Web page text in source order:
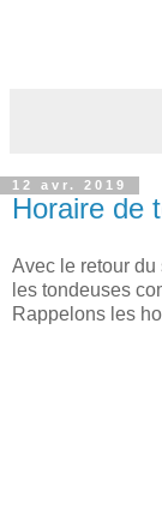
12 avr. 2019
Horaire de
Avec le retour
les tondeuses
Rappelons les